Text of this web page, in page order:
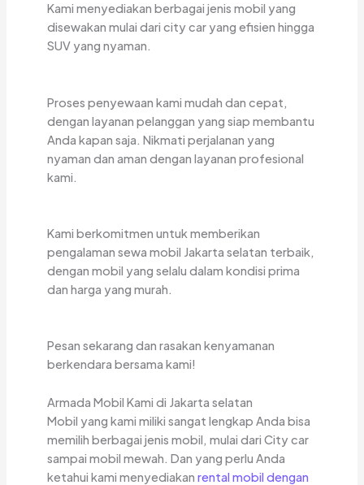
Kami menyediakan berbagai jenis mobil yang
disewakan mulai dari city car yang efisien hingga
SUV yang nyaman.
Proses penyewaan kami mudah dan cepat,
dengan layanan pelanggan yang siap membantu
Anda kapan saja. Nikmati perjalanan yang
nyaman dan aman dengan layanan profesional
kami.
Kami berkomitmen untuk memberikan
pengalaman sewa mobil Jakarta selatan terbaik,
dengan mobil yang selalu dalam kondisi prima
dan harga yang murah.
Pesan sekarang dan rasakan kenyamanan
berkendara bersama kami!
Armada Mobil Kami di Jakarta selatan
Mobil yang kami miliki sangat lengkap Anda bisa
memilih berbagai jenis mobil, mulai dari City car
sampai mobil mewah. Dan yang perlu Anda
ketahui kami menyediakan rental mobil dengan